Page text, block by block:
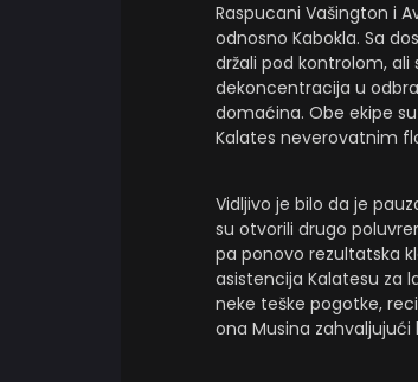
Raspucani Vašington i
odnosno Kabokla. Sa
držali pod kontrolom,
dekoncentracija u
domaćina. Obe ekipe
Kalates neverovatnim
Vidljivo je bilo da je
su otvorili drugo
pa ponovo rezultatska
asistencija Kalatesu za
neke teške pogotke,
ona Musina